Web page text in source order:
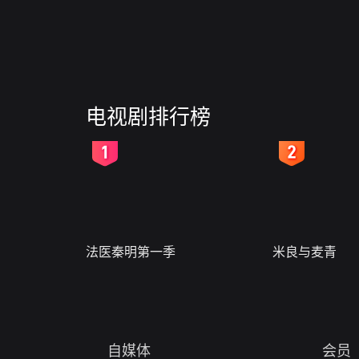
电视剧排行榜
法医秦明第一季 米良与麦青
自媒体 会员